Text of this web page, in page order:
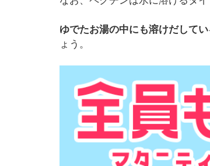
ゆでたお湯の中にも溶けだして
ょう。